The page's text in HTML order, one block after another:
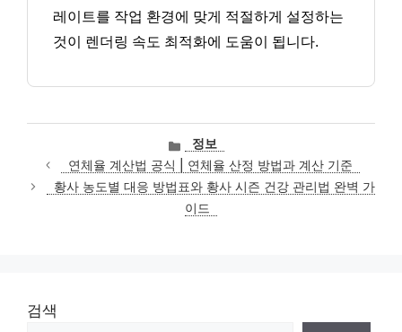
레이트를 작업 환경에 맞게 적절하게 설정하는
것이 렌더링 속도 최적화에 도움이 됩니다.
카
테
고
리
정보
연체율 계산법 공식 | 연체율 산정 방법과 계산 기준
황사 농도별 대응 방법표와 황사 시즌 건강 관리법 완벽 가
이드
검색